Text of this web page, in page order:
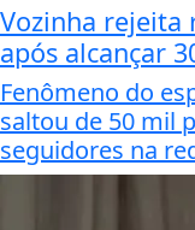
Vozinha rejeita
após alcançar
Fenômeno do
saltou de 50 mil
seguidores na